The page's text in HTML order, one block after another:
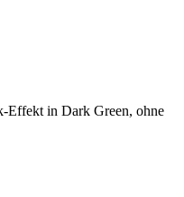
Effekt in Dark Green, ohne